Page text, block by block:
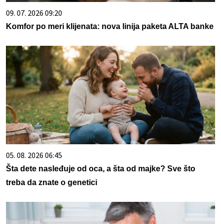
09. 07. 2026 09:20
Komfor po meri klijenata: nova linija paketa ALTA banke
05. 08. 2026 06:45
Šta dete nasleđuje od oca, a šta od majke? Sve što
treba da znate o genetici